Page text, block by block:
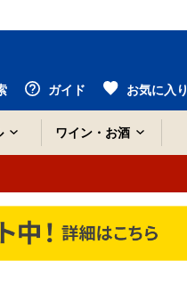
ガイド お気に入り
ワイン・お酒